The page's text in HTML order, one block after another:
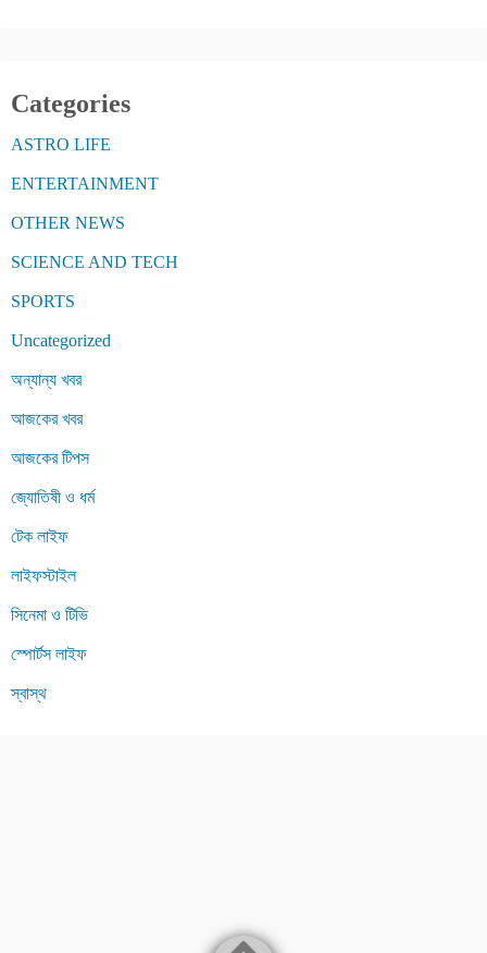
Categories
ASTRO LIFE
ENTERTAINMENT
OTHER NEWS
SCIENCE AND TECH
SPORTS
Uncategorized
অন্যান্য খবর
আজকের খবর
আজকের টিপস
জ্যোতিষী ও ধর্ম
টেক লাইফ
লাইফস্টাইল
সিনেমা ও টিভি
স্পোর্টস লাইফ
স্বাস্থ